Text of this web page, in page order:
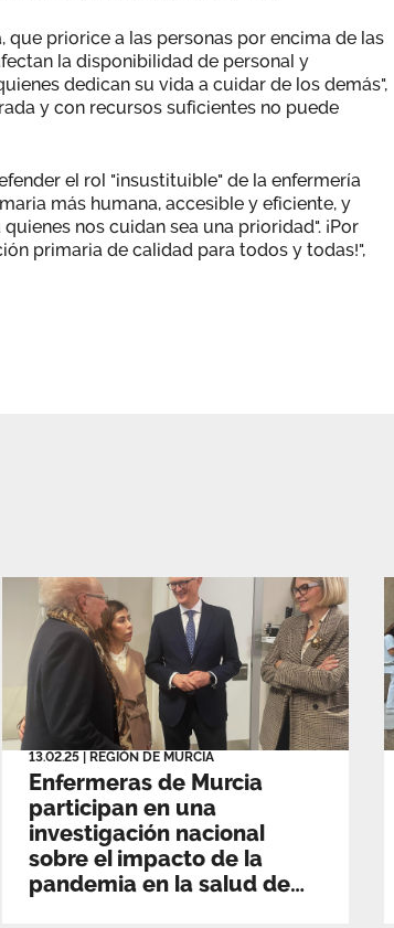
priorice a las personas por encima de las
la disponibilidad de personal y
dedican su vida a cuidar de los demás",
y con recursos suficientes no puede
el rol "insustituible" de la enfermería
más humana, accesible y eficiente, y
nos cuidan sea una prioridad". ¡Por
primaria de calidad para todos y todas!",
13.02.25 REGIÓN DE MURCIA
Enfermeras de Murcia
participan en una
investigación nacional
sobre el impacto de la
pandemia en la salud de